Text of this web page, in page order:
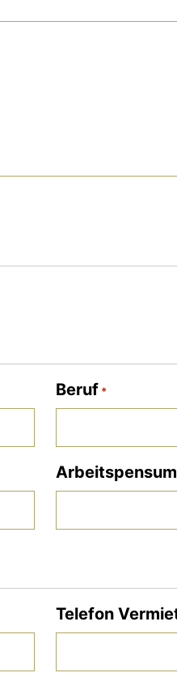
Beruf *
Arbeitspensum
Telefon